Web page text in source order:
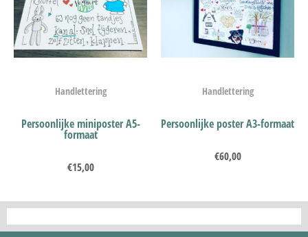
Handlettering
Persoonlijke miniposter A5-
formaat
€15,00
Handlettering
Persoonlijke poster A3-formaat
€60,00